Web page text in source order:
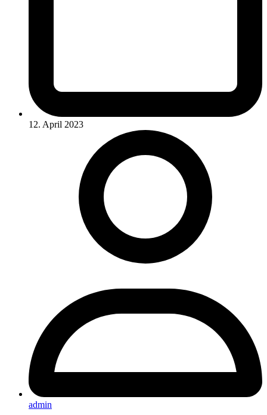
12. April 2023
admin